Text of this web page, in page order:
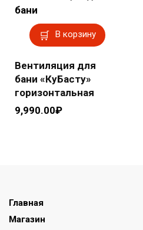
В корзину
Вентиляция для
бани «КуБасту»
горизонтальная
9,990.00₽
Главная
Магазин